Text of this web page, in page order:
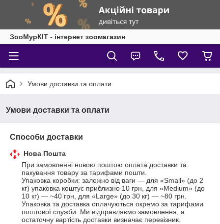
ЗооМурКІТ - інтернет зоомагазин
Умови доставки та оплати
Умови доставки та оплати
Способи доставки
Нова Пошта
При замовленні новою поштою оплата доставки та
пакування товару за тарифами пошти.
Упаковка коробки: залежно від ваги — для «Small» (до 2
кг) упаковка коштує приблизно 10 грн, для «Medium» (до
10 кг) — ~40 грн, для «Large» (до 30 кг) — ~80 грн.
Упаковка та доставка оплачуються окремо за тарифами
поштової служби. Ми відправляємо замовлення, а
остаточну вартість доставки визначає перевізник.